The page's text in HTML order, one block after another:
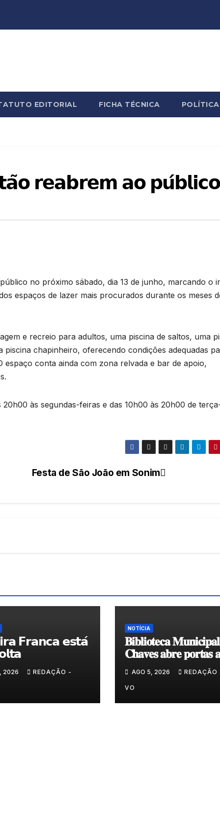
EDITORIAL FICHA TÉCNICA
𝗿𝗲𝗮𝗯𝗿𝗲𝗺 𝗮𝗼 𝗽𝘂́𝗯𝗹𝗶𝗰𝗼
no próximo sábado, dia 13 de junho, marcando o
espaços de lazer mais procurados durante os meses
e recreio para adultos, uma piscina de saltos, uma
chapinheiro, oferecendo condições adequadas
espaço conta ainda com zona relvada e bar de apoio,
às segundas-feiras e das 10h00 às 20h00 de
Festa de São João em Sonim
𝗙𝗿𝗮𝗻𝗰𝗮 𝗲𝘀𝘁𝗮́
2026 REDAÇÃO -
NOTÍCIA
𝐁𝐢𝐛𝐥𝐢𝐨𝐭𝐞𝐜𝐚
𝐂𝐡𝐚𝐯𝐞𝐬 𝐚𝐛𝐫𝐞 𝐩𝐨𝐫𝐭𝐚𝐬 𝐚
𝐩𝐢𝐧𝐭𝐮𝐫𝐚 𝐝𝐮𝐫𝐚𝐧𝐭𝐞 𝐨
𝐚𝐠𝐨𝐬𝐭𝐨
AGO 5, 2026 REDAÇÃO
VO